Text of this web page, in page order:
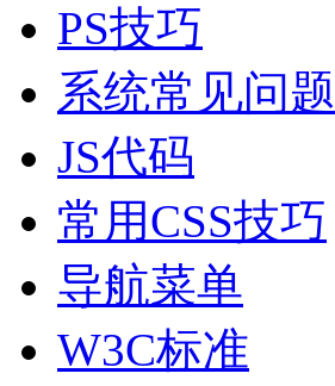
PS技巧
系统常见问题
JS代码
常用CSS技巧
导航菜单
W3C标准